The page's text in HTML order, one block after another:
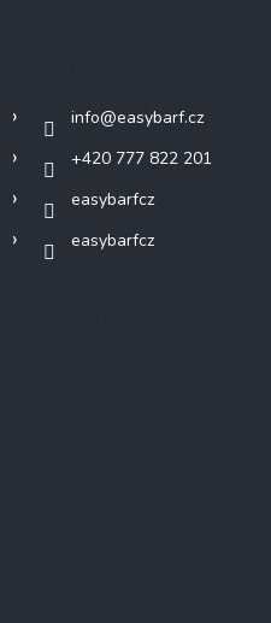
info@easybarf.cz
+420 777 822 201
easybarfcz
easybarfcz